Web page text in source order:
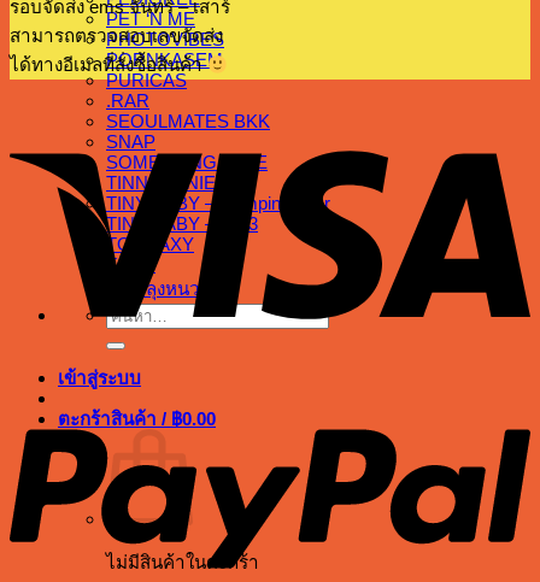
PET ‘N ME
PHOTOVIBES
PORNKASEM
PURICAS
.RAR
SEOULMATES BKK
SNAP
SOMETHING.ELSE
TINNIE TINIE
TINY BABY – Camping bear
TINY BABY – 2023
TOY LAXY
TOPS
สเต็กลุงหนวด
ค้นหา:
เข้าสู่ระบบ
ตะกร้าสินค้า / ฿0.00
ไม่มีสินค้าในตะกร้า
รอบจัดส่ง ems จันทร์ – เสาร์
สามารถตรวจสอบเลขจัดส่ง
ได้ทางอีเมลที่สั่งซื้อสินค้า